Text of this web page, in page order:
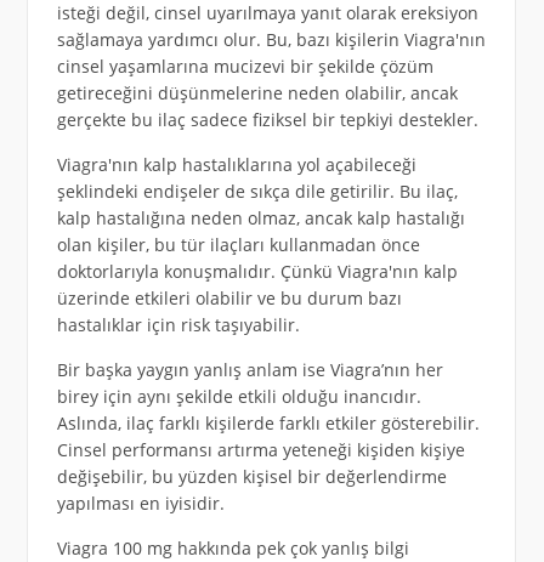
isteği değil, cinsel uyarılmaya yanıt olarak ereksiyon
sağlamaya yardımcı olur. Bu, bazı kişilerin Viagra'nın
cinsel yaşamlarına mucizevi bir şekilde çözüm
getireceğini düşünmelerine neden olabilir, ancak
gerçekte bu ilaç sadece fiziksel bir tepkiyi destekler.
Viagra'nın kalp hastalıklarına yol açabileceği
şeklindeki endişeler de sıkça dile getirilir. Bu ilaç,
kalp hastalığına neden olmaz, ancak kalp hastalığı
olan kişiler, bu tür ilaçları kullanmadan önce
doktorlarıyla konuşmalıdır. Çünkü Viagra'nın kalp
üzerinde etkileri olabilir ve bu durum bazı
hastalıklar için risk taşıyabilir.
Bir başka yaygın yanlış anlam ise Viagra’nın her
birey için aynı şekilde etkili olduğu inancıdır.
Aslında, ilaç farklı kişilerde farklı etkiler gösterebilir.
Cinsel performansı artırma yeteneği kişiden kişiye
değişebilir, bu yüzden kişisel bir değerlendirme
yapılması en iyisidir.
Viagra 100 mg hakkında pek çok yanlış bilgi